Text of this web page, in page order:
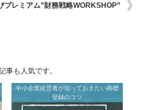
プレミアム”財務戦略WORKSHOP”
事も人気です。
中小企業経営者が知っておきたい商標
登録のコツ